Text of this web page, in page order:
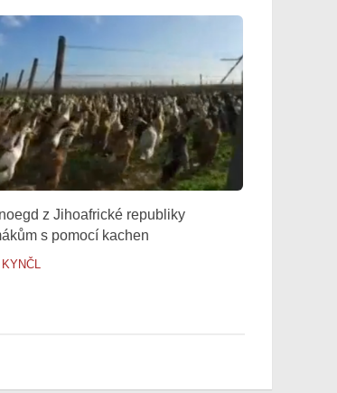
z Jihoafrické republiky
s pomocí kachen